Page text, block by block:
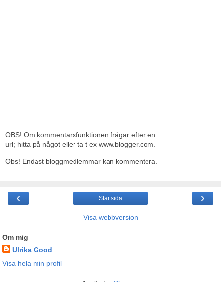
OBS! Om kommentarsfunktionen frågar efter en
url; hitta på något eller ta t ex www.blogger.com.
Obs! Endast bloggmedlemmar kan kommentera.
‹ ›
Startsida
Visa webbversion
Om mig
Ulrika Good
Visa hela min profil